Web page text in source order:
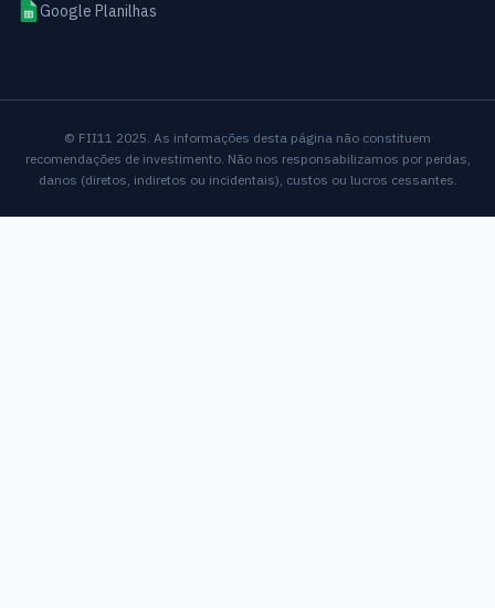
Google Planilhas
© FII11 2025. As informações desta página não constituem
recomendações de investimento. Não nos responsabilizamos por perdas,
danos (diretos, indiretos ou incidentais), custos ou lucros cessantes.